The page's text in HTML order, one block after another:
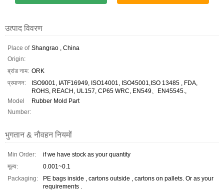
उत्पाद विवरण
Place of
Origin:
Shangrao , China
ब्रांड नाम: ORK
प्रमाणन:
ISO9001, IATF16949, ISO14001, ISO45001,ISO 13485 , FDA,
ROHS, REACH, UL157, CP65 WRC, EN549、EN45545.,
Model
Number:
Rubber Mold Part
भुगतान & नौवहन नियमों
Min Order:
if we have stock as your quantity
मूल्य:
0.001~0.1
Packaging:
PE bags inside , cartons outside , cartons on pallets. Or as your
requirements .